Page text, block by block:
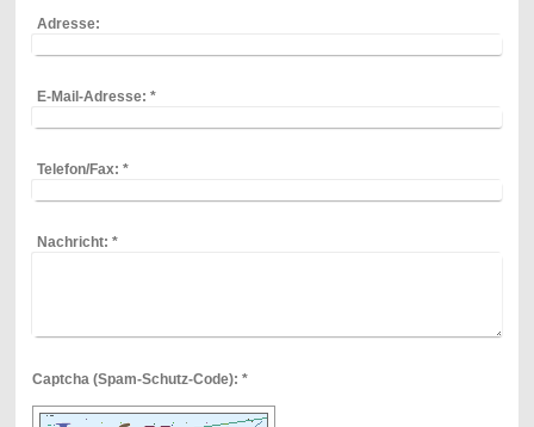
Adresse:
E-Mail-Adresse: *
Telefon/Fax: *
Nachricht: *
Captcha (Spam-Schutz-Code): *